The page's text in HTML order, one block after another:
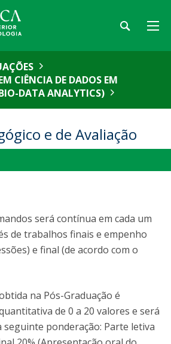
CIÊNCIA DE DADOS EM
DATA ANALYTICS)
e de Avaliação
será contínua em cada um
de trabalhos finais e empenho
e final (de acordo com o
na Pós-Graduação é
de 0 a 20 valores e será
seguinte ponderação: Parte letiva